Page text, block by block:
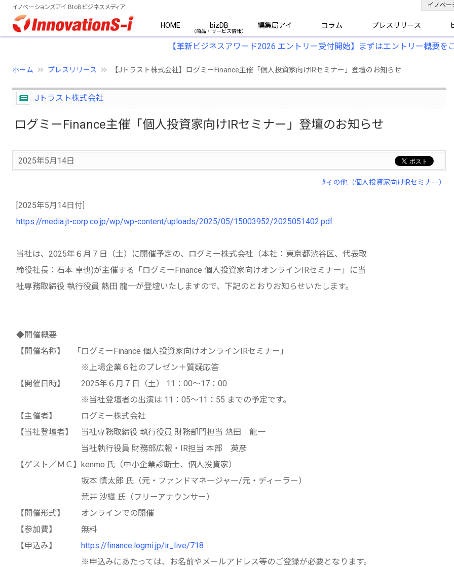
イノベーションズアイ BtoBビジネスメディア
HOME bizDB 編集局アイ コラム プレスリリース
イノベー
【革新ビジネスアワード2026 エントリー受付開始】まずはエントリー概要を
ホーム プレスリリース 【Jトラスト株式会社】ログミーFinance主催「個人投資家向けIRセミナー」登壇のお知らせ
Jトラスト株式会社
ログミーFinance主催「個人投資家向けIRセミナー」登壇のお知らせ
2025年5月14日
#その他（個人投資家向けIRセミナー）
[2025年5月14日付]
https://media.jt-corp.co.jp/wp/wp-content/uploads/2025/05/15003952/2025051402.pdf
当社は、2025年６月７日（土）に開催予定の、ログミー株式会社（本社：東京都渋谷区、代表取
締役社長：石本 卓也)が主催する「ログミーFinance 個人投資家向けオンラインIRセミナー」に当
社専務取締役 執行役員 熱田 龍一が登壇いたしますので、下記のとおりお知らせいたします。
◆開催概要
【開催名称】 「ログミーFinance 個人投資家向けオンラインIRセミナー」
※上場企業６社のプレゼン＋質疑応答
【開催日時】 2025年６月７日（土） 11：00～17：00
※当社登壇者の出演は 11：05～11：55 までの予定です。
【主催者】 ログミー株式会社
【当社登壇者】 当社専務取締役 執行役員 財務部門担当 熱田 龍一
当社執行役員 財務部広報・IR担当 本部 英彦
【ゲスト／ＭＣ】kenmo 氏（中小企業診断士、個人投資家）
坂本 慎太郎 氏（元・ファンドマネージャー/元・ディーラー）
荒井 沙織 氏（フリーアナウンサー）
【開催形式】 オンラインでの開催
【参加費】 無料
【申込み】 https://finance.logmi.jp/ir_live/718
※申込みにあたっては、お名前やメールアドレス等のご登録が必要となります。